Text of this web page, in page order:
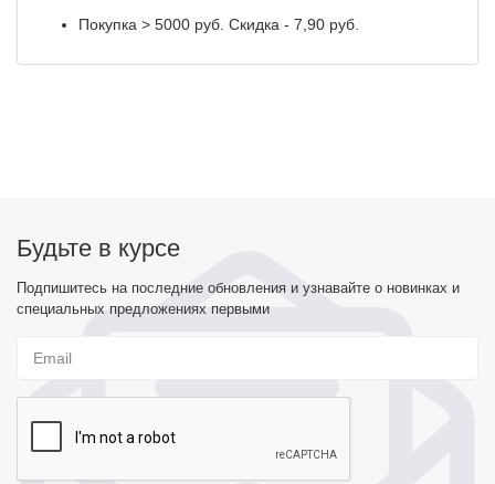
Покупка > 5000 руб. Скидка - 7,90 руб.
Будьте в курсе
Подпишитесь на последние обновления и узнавайте о новинках и
специальных предложениях первыми